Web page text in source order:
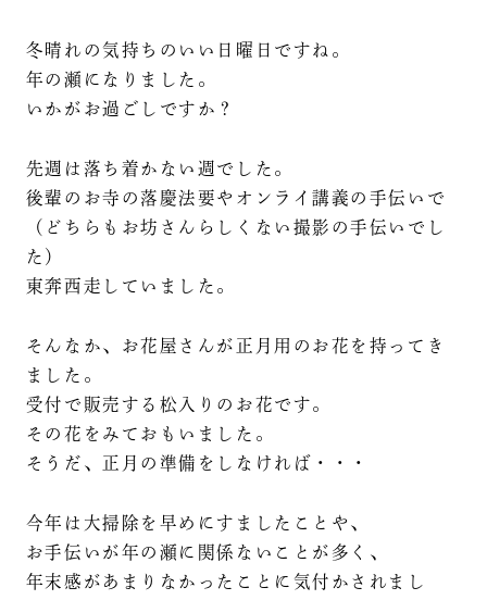
冬晴れの気持ちのいい日曜日ですね。
年の瀬になりました。
いかがお過ごしですか？
先週は落ち着かない週でした。
後輩のお寺の落慶法要やオンライ講義の手伝いで
（どちらもお坊さんらしくない撮影の手伝いでし
た）
東奔西走していました。
そんなか、お花屋さんが正月用のお花を持ってき
ました。
受付で販売する松入りのお花です。
その花をみておもいました。
そうだ、正月の準備をしなければ・・・
今年は大掃除を早めにすましたことや、
お手伝いが年の瀬に関係ないことが多く、
年末感があまりなかったことに気付かされまし